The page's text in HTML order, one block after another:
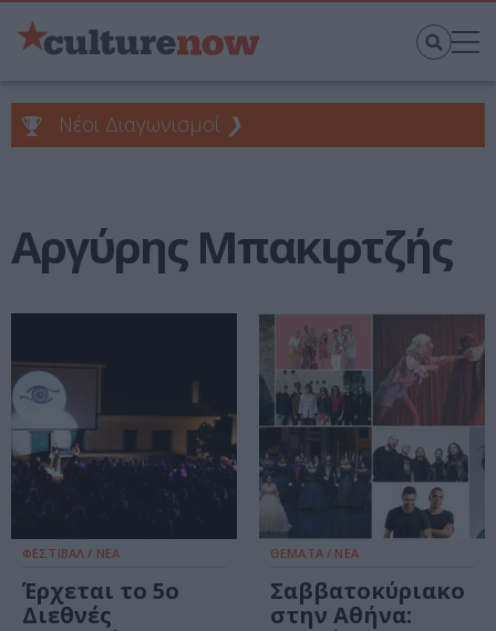
Νέοι Διαγωνισμοί ❯
Αργύρης Μπακιρτζής
ΦΕΣΤΙΒΑΛ / ΝΕΑ
Έρχεται το 5ο
Διεθνές
ΘΕΜΑΤΑ / ΝΕΑ
Σαββατοκύριακο
στην Αθήνα: